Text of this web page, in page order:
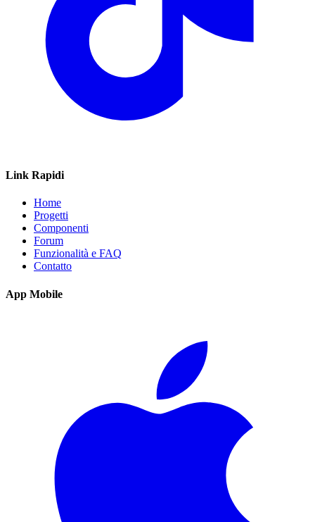
Link Rapidi
Home
Progetti
Componenti
Forum
Funzionalità e FAQ
Contatto
App Mobile